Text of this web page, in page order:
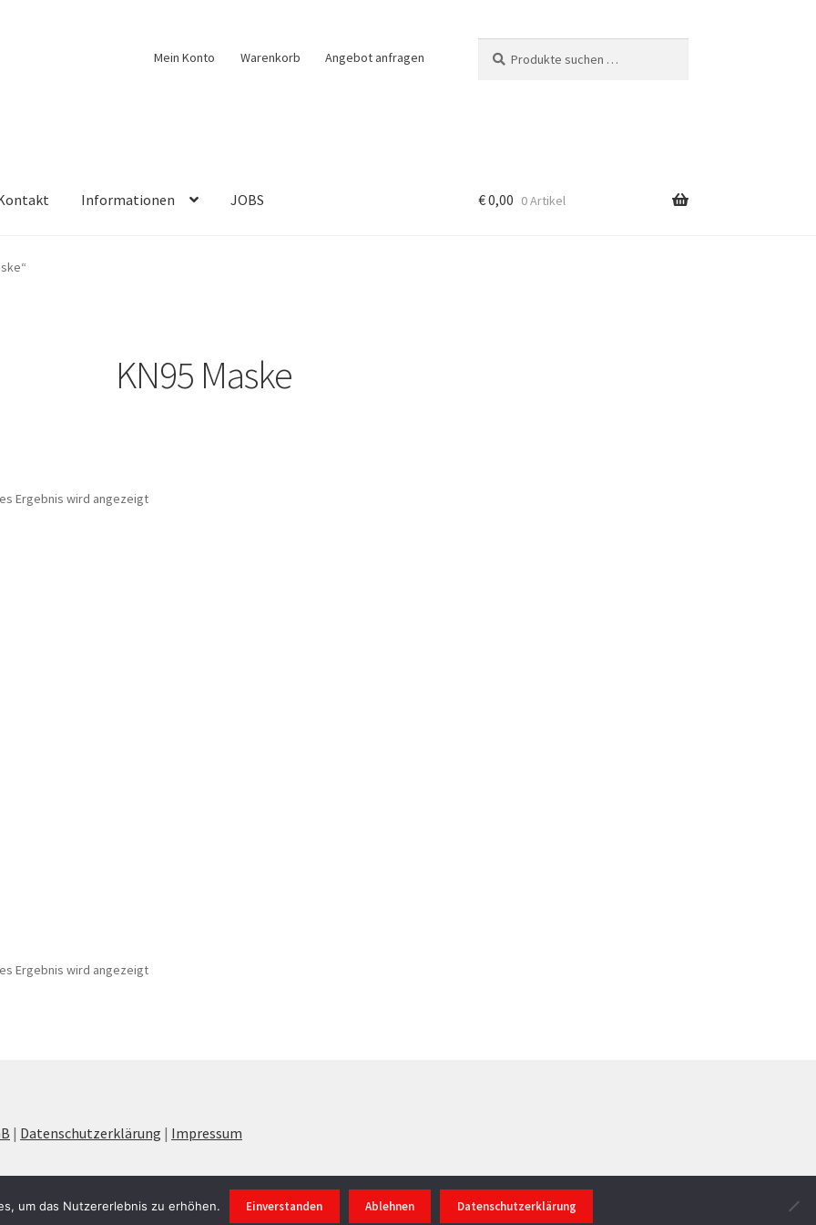
Mein Konto Warenkorb Angebot anfragen
nach:
Informationen JOBS €0,00 0 Artikel
KN95 Maske
Ergebnis wird angezeigt
Ergebnis wird angezeigt
| Datenschutzerklärung | Impressum
um das Nutzererlebnis zu erhöhen. Einverstanden Ablehnen Datenschutzerklärung